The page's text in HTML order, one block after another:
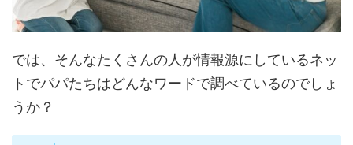
では、そんなたくさんの人が情報源にしているネッ
トでパパたちはどんなワードで調べているのでしょ
うか？